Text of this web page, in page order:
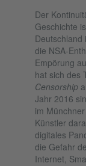
Der
Geschichte
die NSA-
Empörung
hat sich des
Censorship
Jahr 2016
im
Künstler
digitales
die Gefahr
Internet,